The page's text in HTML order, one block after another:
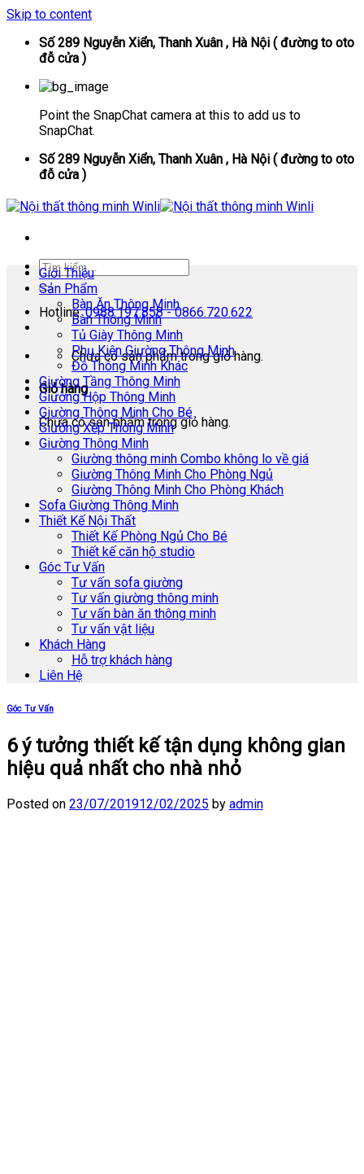
Skip to content
Số 289 Nguyễn Xiển, Thanh Xuân , Hà Nội ( đường to oto
đỗ cửa )
Point the SnapChat camera at this to add us to
SnapChat.
Số 289 Nguyễn Xiển, Thanh Xuân , Hà Nội ( đường to oto
đỗ cửa )
Hotline:0988.197.858 - 0866.720.622
Chưa có sản phẩm trong giỏ hàng.
Giỏ hàng
Chưa có sản phẩm trong giỏ hàng.
Giới Thiệu
Sản Phẩm
Bàn Ăn Thông Minh
Bàn Thông Minh
Tủ Giày Thông Minh
Phụ Kiện Giường Thông Minh
Đồ Thông Minh Khác
Giường Tầng Thông Minh
Giường Hộp Thông Minh
Giường Thông Minh Cho Bé
Giường Xếp Thông Minh
Giường Thông Minh
Giường thông minh Combo không lo về giá
Giường Thông Minh Cho Phòng Ngủ
Giường Thông Minh Cho Phòng Khách
Sofa Giường Thông Minh
Thiết Kế Nội Thất
Thiết Kế Phòng Ngủ Cho Bé
Thiết kế căn hộ studio
Góc Tư Vấn
Tư vấn sofa giường
Tư vấn giường thông minh
Tư vấn bàn ăn thông minh
Tư vấn vật liệu
Khách Hàng
Hỗ trợ khách hàng
Liên Hệ
Góc Tư Vấn
6 ý tưởng thiết kế tận dụng không gian
hiệu quả nhất cho nhà nhỏ
Posted on 23/07/201912/02/2025 by admin